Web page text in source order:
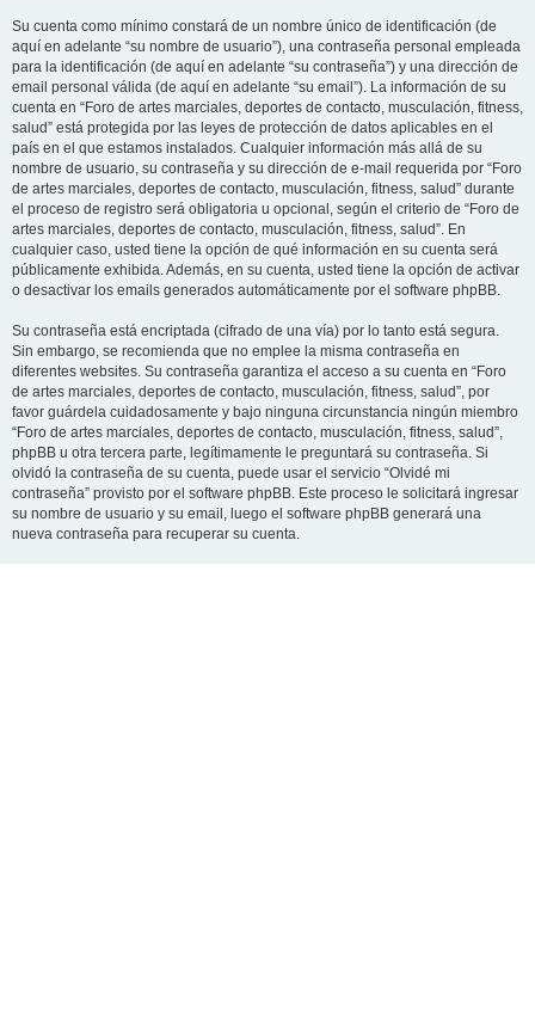
Su cuenta como mínimo constará de un nombre único de identificación (de
aquí en adelante “su nombre de usuario”), una contraseña personal empleada
para la identificación (de aquí en adelante “su contraseña”) y una dirección de
email personal válida (de aquí en adelante “su email”). La información de su
cuenta en “Foro de artes marciales, deportes de contacto, musculación, fitness,
salud” está protegida por las leyes de protección de datos aplicables en el
país en el que estamos instalados. Cualquier información más allá de su
nombre de usuario, su contraseña y su dirección de e-mail requerida por “Foro
de artes marciales, deportes de contacto, musculación, fitness, salud” durante
el proceso de registro será obligatoria u opcional, según el criterio de “Foro de
artes marciales, deportes de contacto, musculación, fitness, salud”. En
cualquier caso, usted tiene la opción de qué información en su cuenta será
públicamente exhibida. Además, en su cuenta, usted tiene la opción de activar
o desactivar los emails generados automáticamente por el software phpBB.
Su contraseña está encriptada (cifrado de una vía) por lo tanto está segura.
Sin embargo, se recomienda que no emplee la misma contraseña en
diferentes websites. Su contraseña garantiza el acceso a su cuenta en “Foro
de artes marciales, deportes de contacto, musculación, fitness, salud”, por
favor guárdela cuidadosamente y bajo ninguna circunstancia ningún miembro
“Foro de artes marciales, deportes de contacto, musculación, fitness, salud”,
phpBB u otra tercera parte, legítimamente le preguntará su contraseña. Si
olvidó la contraseña de su cuenta, puede usar el servicio “Olvidé mi
contraseña” provisto por el software phpBB. Este proceso le solicitará ingresar
su nombre de usuario y su email, luego el software phpBB generará una
nueva contraseña para recuperar su cuenta.